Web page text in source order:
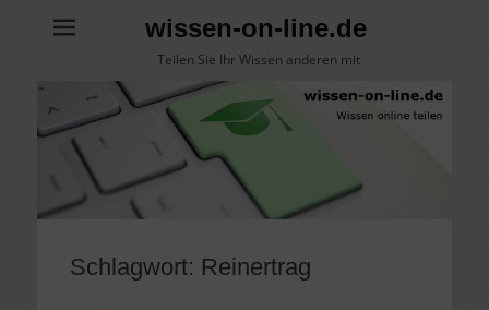
wissen-on-line.de
Teilen Sie Ihr Wissen anderen mit
Schlagwort: Reinertrag